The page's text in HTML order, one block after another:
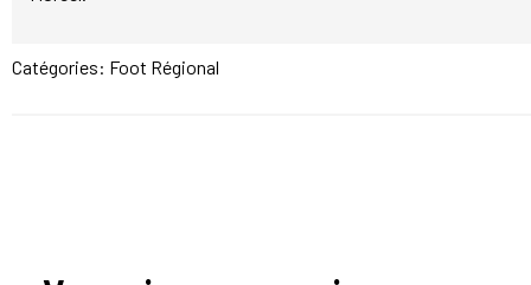
Catégories: Foot Régional